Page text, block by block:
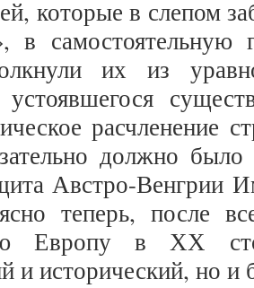
которые в слепом
в самостоятельную
их из
расчленение
должно
Австро-Венгрии
ясно теперь, после
Европу в ХХ
и исторический, но